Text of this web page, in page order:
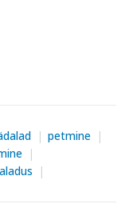
petmine